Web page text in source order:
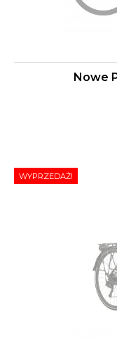
Nowe
WYPRZEDAŻ!